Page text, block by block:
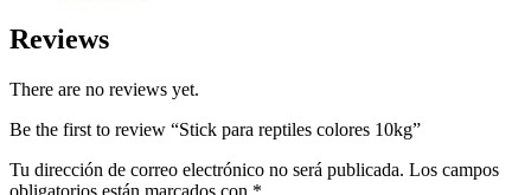
Reviews
There are no reviews yet.
Be the first to review “Stick para reptiles colores 10kg”
Tu dirección de correo electrónico no será publicada. Los campos
obligatorios están marcados con *